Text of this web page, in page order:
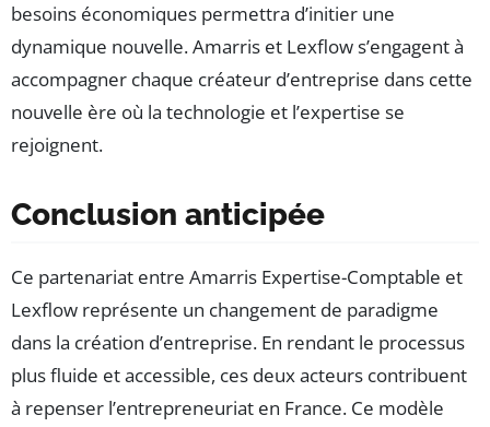
besoins économiques permettra d’initier une
dynamique nouvelle. Amarris et Lexflow s’engagent à
accompagner chaque créateur d’entreprise dans cette
nouvelle ère où la technologie et l’expertise se
rejoignent.
Conclusion anticipée
Ce partenariat entre Amarris Expertise-Comptable et
Lexflow représente un changement de paradigme
dans la création d’entreprise. En rendant le processus
plus fluide et accessible, ces deux acteurs contribuent
à repenser l’entrepreneuriat en France. Ce modèle